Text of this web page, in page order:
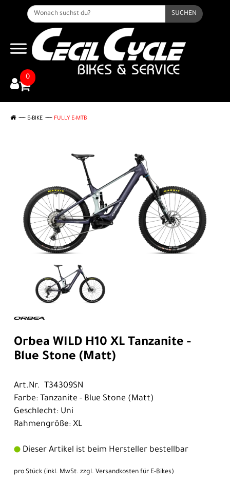
SUCHEN
0
E-BIKE FULLY E-MTB
Orbea WILD H10 XL Tanzanite -
Blue Stone (Matt)
Art.Nr. T34309SN
Farbe: Tanzanite - Blue Stone (Matt)
Geschlecht: Uni
Rahmengröße: XL
Dieser Artikel ist beim Hersteller bestellbar
pro Stück (inkl. MwSt. zzgl. Versandkosten für E-Bikes)